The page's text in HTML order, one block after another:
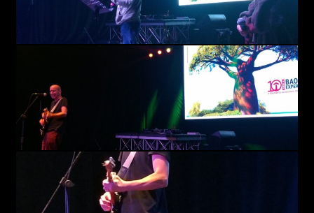
+393401974468
Sostieni Radio Città Aperta